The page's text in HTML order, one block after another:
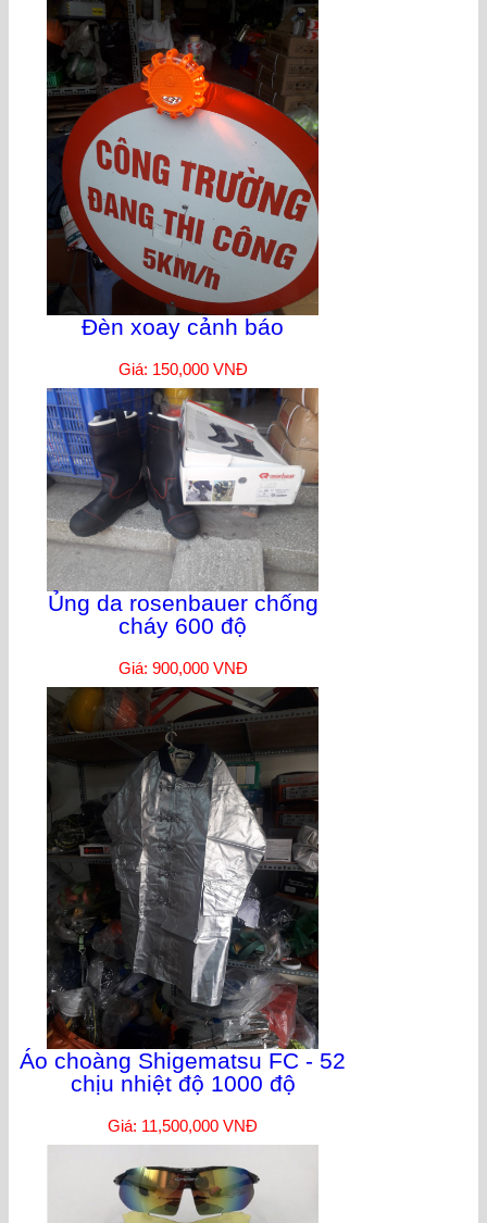
Đèn xoay cảnh báo
Giá: 150,000 VNĐ
Ủng da rosenbauer chống
cháy 600 độ
Giá: 900,000 VNĐ
Áo choàng Shigematsu FC - 52
chịu nhiệt độ 1000 độ
Giá: 11,500,000 VNĐ